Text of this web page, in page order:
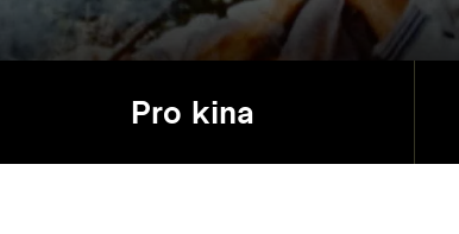
Pro kina